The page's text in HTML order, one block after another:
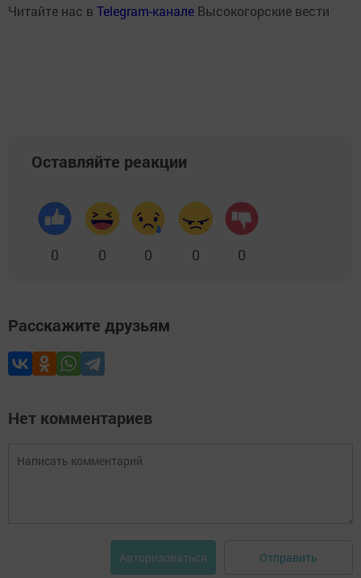
Читайте нас в Telegram-канале Высокогорские вести
Оставляйте реакции
0 0 0 0 0
Расскажите друзьям
Нет комментариев
Авторизоваться Отправить